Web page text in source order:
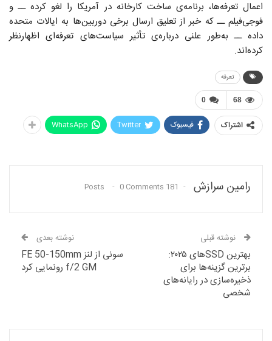
اعمال تعرفه‌ها، برنامه‌ی ساخت کارخانه در آمریکا را لغو کرده ــ و
فوجی‌فیلم ــ که خبر از تعلیق ارسال برخی دوربین‌ها به ایالات متحده
داده ــ به‌طور علنی درباره‌ی تأثیر سیاست‌های تعرفه‌ای اظهارنظر
کرده‌اند.
تعرفه
0 68
اشتراک فیسبوک Twitter
WhatsApp
رامین سرازش 181 Posts
0 Comments
نوشته قبلی
بهترین SSDهای ۲۰۲۵:
برترین گزینه‌ها برای
ذخیره‌سازی در رایانه‌های
شخصی
نوشته بعدی
سونی از لنز FE 50-150mm
f/2 GM رونمایی کرد